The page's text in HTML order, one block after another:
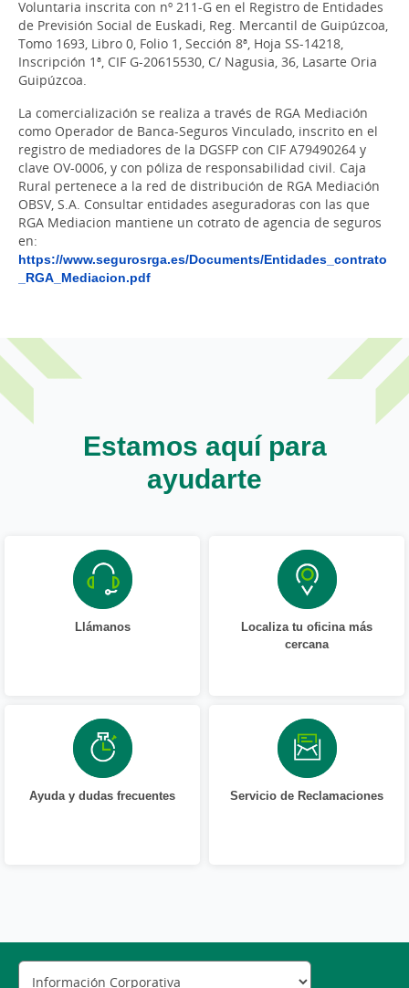
Voluntaria inscrita con nº 211-G en el Registro de Entidades
de Previsión Social de Euskadi, Reg. Mercantil de Guipúzcoa,
Tomo 1693, Libro 0, Folio 1, Sección 8ª, Hoja SS-14218,
Inscripción 1ª, CIF G-20615530, C/ Nagusia, 36, Lasarte Oria
Guipúzcoa.
La comercialización se realiza a través de RGA Mediación
como Operador de Banca-Seguros Vinculado, inscrito en el
registro de mediadores de la DGSFP con CIF A79490264 y
clave OV-0006, y con póliza de responsabilidad civil. Caja
Rural pertenece a la red de distribución de RGA Mediación
OBSV, S.A. Consultar entidades aseguradoras con las que
RGA Mediacion mantiene un cotrato de agencia de seguros
en:
https://www.segurosrga.es/Documents/Entidades_contrato
_RGA_Mediacion.pdf
Estamos aquí para
ayudarte
Llámanos
Localiza tu oficina más
cercana
Ayuda y dudas frecuentes Servicio de Reclamaciones